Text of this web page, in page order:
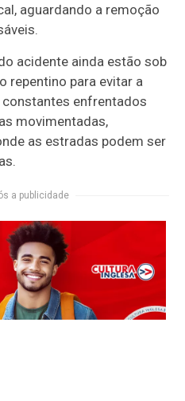
aguardando a remoção
acidente ainda estão sob
repentino para evitar a
enfrentados
movimentadas,
as estradas podem ser
a publicidade